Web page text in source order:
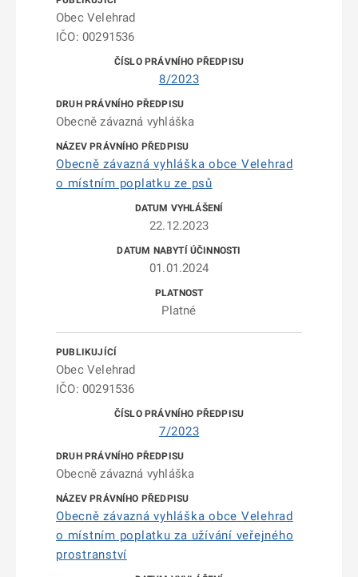
Obec Velehrad
IČO: 00291536
8/2023
Obecně závazná vyhláška
Obecně závazná vyhláška obce Velehrad
o místním poplatku ze psů
22.12.2023
01.01.2024
Platné
Obec Velehrad
IČO: 00291536
7/2023
Obecně závazná vyhláška
Obecně závazná vyhláška obce Velehrad
o místním poplatku za užívání veřejného
prostranství